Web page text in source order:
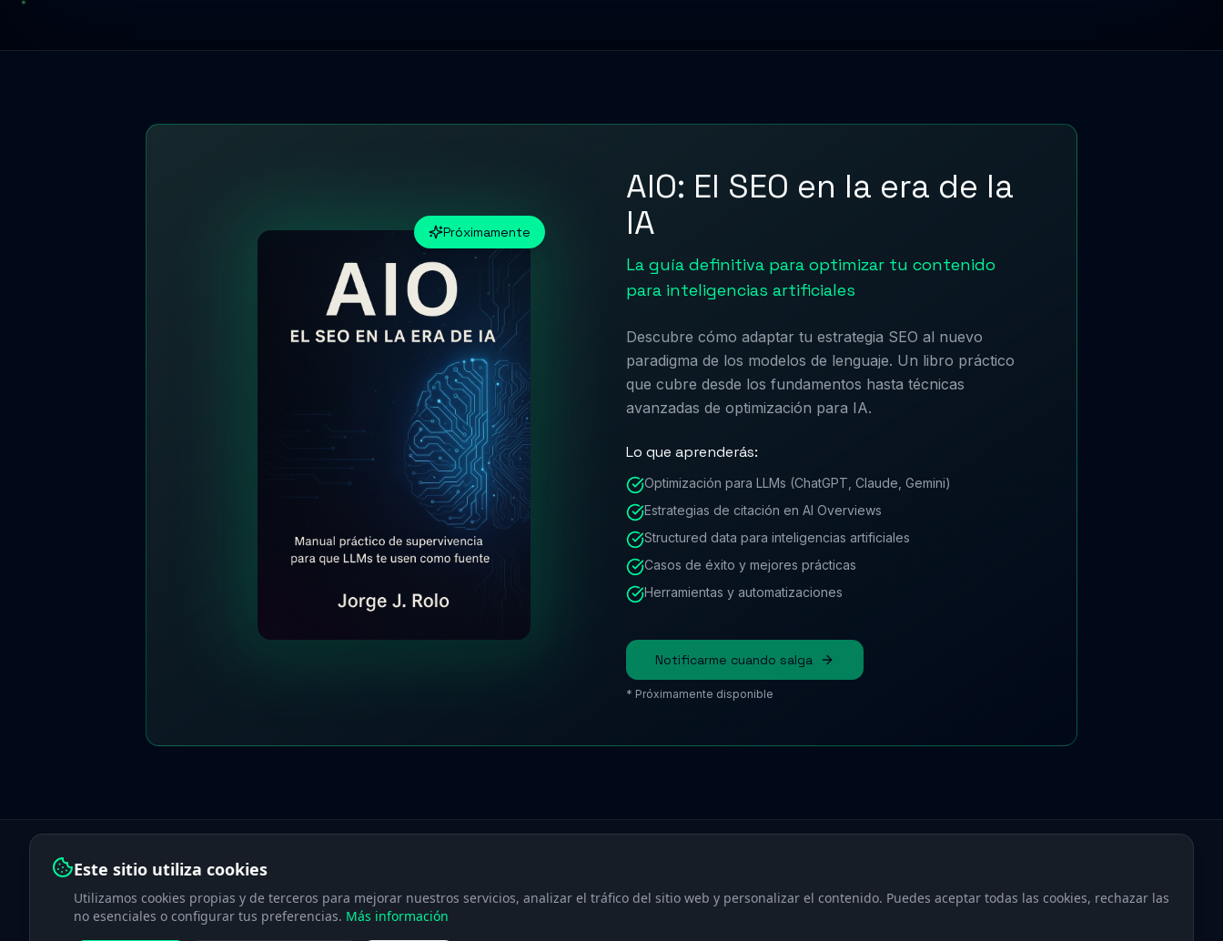
Este sitio utiliza cookies
Utilizamos cookies propias y de terceros para mejorar nuestros servicios, analizar el tráfico del sitio web y personalizar el contenido. Puedes aceptar todas las cookies, rechazar las
no esenciales o configurar tus preferencias. Más información
// Publishing & Content Creation
import { BookGenerator } from "ai"
chapters = load_markdown_files("./book")
Próximamente
AIO: El SEO en la era de la
IA
La guía definitiva para optimizar tu contenido
para inteligencias artificiales
Descubre cómo adaptar tu estrategia SEO al nuevo
paradigma de los modelos de lenguaje. Un libro práctico
que cubre desde los fundamentos hasta técnicas
avanzadas de optimización para IA.
Lo que aprenderás:
Optimización para LLMs (ChatGPT, Claude, Gemini)
Estrategias de citación en AI Overviews
Structured data para inteligencias artificiales
Casos de éxito y mejores prácticas
Herramientas y automatizaciones
Notificarme cuando salga
* Próximamente disponible
Otrosrecursos